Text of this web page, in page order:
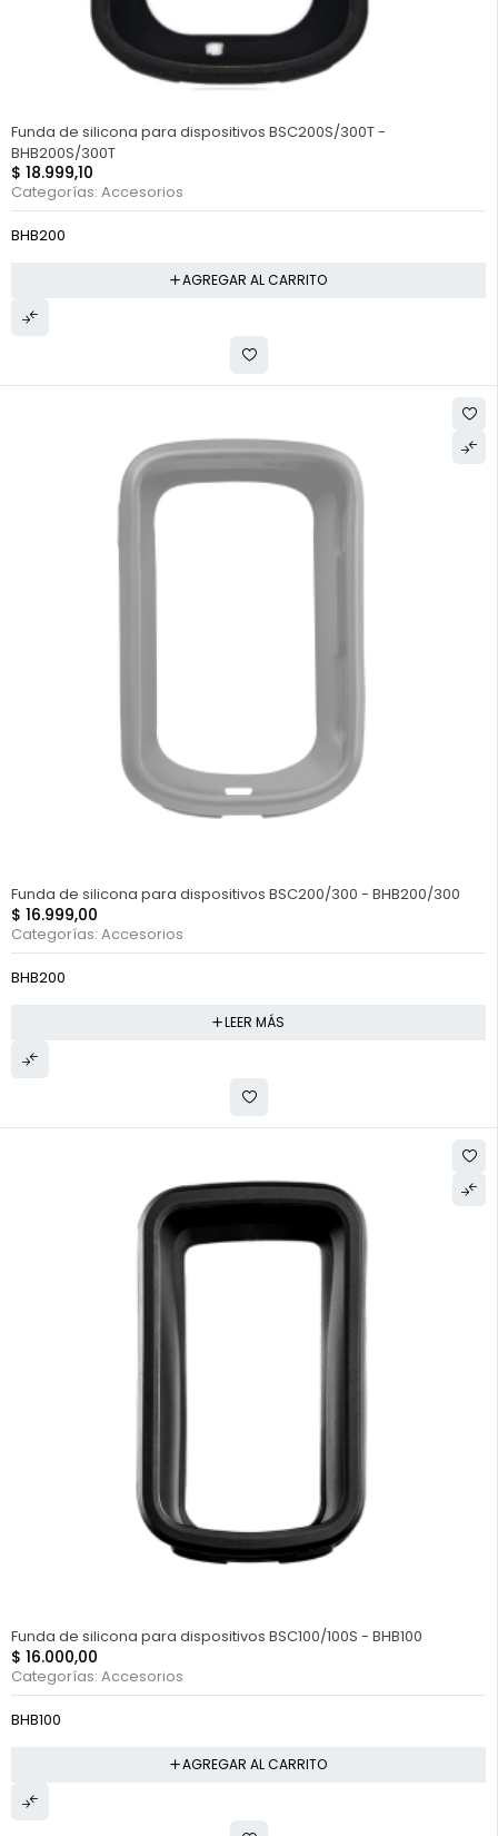
Funda de silicona para dispositivos BSC200S/300T -
BHB200S/300T
$ 18.999,10
Categorías: Accesorios
BHB200
AGREGAR AL CARRITO
Funda de silicona para dispositivos BSC200/300 - BHB200/300
$ 16.999,00
Categorías: Accesorios
BHB200
LEER MÁS
Funda de silicona para dispositivos BSC100/100S - BHB100
$ 16.000,00
Categorías: Accesorios
BHB100
AGREGAR AL CARRITO